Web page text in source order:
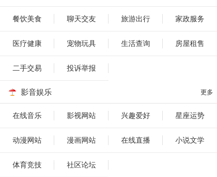
餐饮美食 聊天交友 旅游出行 家政服务
医疗健康 宠物玩具 生活查询 房屋租售
二手交易 投诉举报
影音娱乐 更多
在线音乐 影视网站 兴趣爱好 星座运势
动漫网站 漫画网站 在线直播 小说文学
体育竞技 社区论坛